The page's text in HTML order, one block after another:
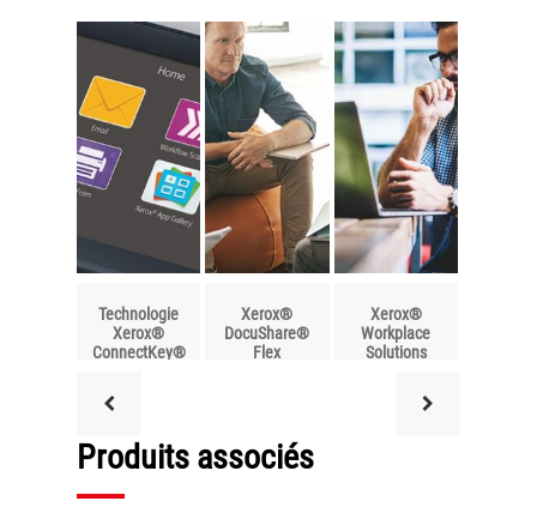
Technologie
Xerox®
ConnectKey®
Xerox®
DocuShare®
Flex
Xerox®
Workplace
Solutions
Produits associés